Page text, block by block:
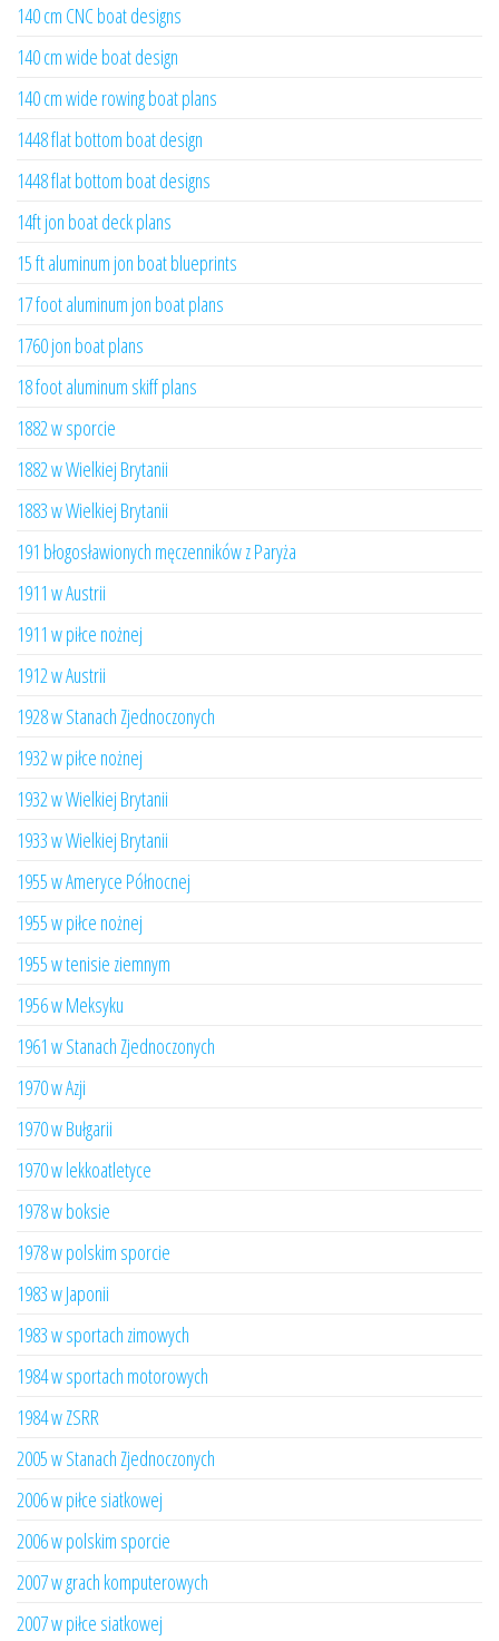
140 cm CNC boat designs
140 cm wide boat design
140 cm wide rowing boat plans
1448 flat bottom boat design
1448 flat bottom boat designs
14ft jon boat deck plans
15 ft aluminum jon boat blueprints
17 foot aluminum jon boat plans
1760 jon boat plans
18 foot aluminum skiff plans
1882 w sporcie
1882 w Wielkiej Brytanii
1883 w Wielkiej Brytanii
191 błogosławionych męczenników z Paryża
1911 w Austrii
1911 w piłce nożnej
1912 w Austrii
1928 w Stanach Zjednoczonych
1932 w piłce nożnej
1932 w Wielkiej Brytanii
1933 w Wielkiej Brytanii
1955 w Ameryce Północnej
1955 w piłce nożnej
1955 w tenisie ziemnym
1956 w Meksyku
1961 w Stanach Zjednoczonych
1970 w Azji
1970 w Bułgarii
1970 w lekkoatletyce
1978 w boksie
1978 w polskim sporcie
1983 w Japonii
1983 w sportach zimowych
1984 w sportach motorowych
1984 w ZSRR
2005 w Stanach Zjednoczonych
2006 w piłce siatkowej
2006 w polskim sporcie
2007 w grach komputerowych
2007 w piłce siatkowej